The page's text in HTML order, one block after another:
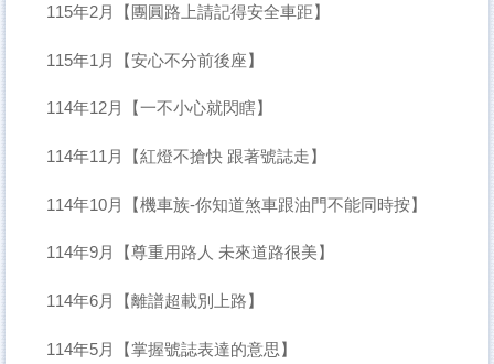
115年2月【團圓路上請記得安全車距】
115年1月【安心不分前後座】
114年12月【一不小心就閃瞎】
114年11月【紅燈不搶快 跟著號誌走】
114年10月【機車族-你知道煞車跟油門不能同時按】
114年9月【尊重用路人 未來道路很美】
114年6月【離譜超載別上路】
114年5月【掌握號誌表達的意思】